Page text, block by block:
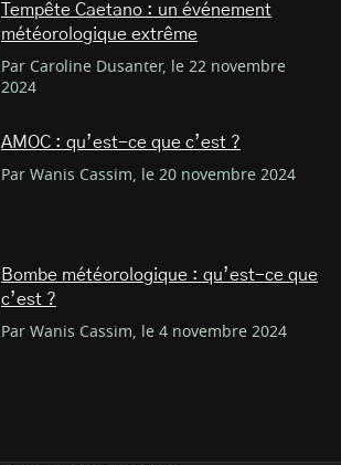
Tempête Caetano : un événement
météorologique extrême
Par Caroline Dusanter, le 22 novembre
2024
AMOC : qu’est-ce que c’est ?
Par Wanis Cassim, le 20 novembre 2024
Bombe météorologique : qu’est-ce que
c’est ?
Par Wanis Cassim, le 4 novembre 2024